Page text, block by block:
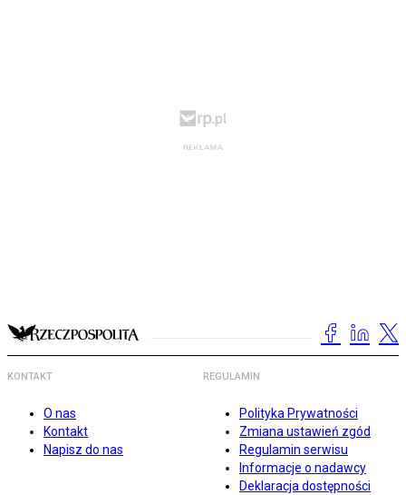
KONTAKT
O nas
Kontakt
Napisz do nas
REGULAMIN
Polityka Prywatności
Zmiana ustawień zgód
Regulamin serwisu
Informacje o nadawcy
Deklaracja dostępności